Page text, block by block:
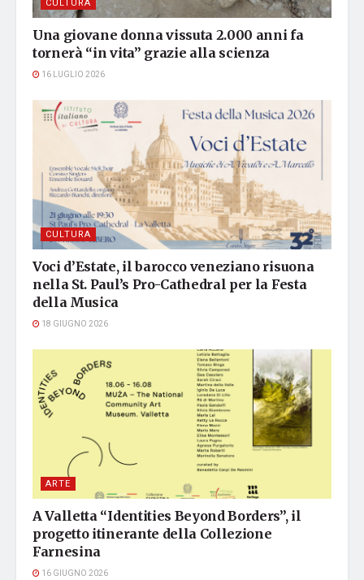
CULTURA
Una giovane donna vissuta 2.000 anni fa
tornerà “in vita” grazie alla scienza
16 LUGLIO 2026
CULTURA
Voci d’Estate, il barocco veneziano risuona
nella St. Paul’s Pro-Cathedral per la Festa
della Musica
18 GIUGNO 2026
ARTE
A Valletta “Identities Beyond Borders”, il
progetto itinerante della Collezione
Farnesina
16 GIUGNO 2026